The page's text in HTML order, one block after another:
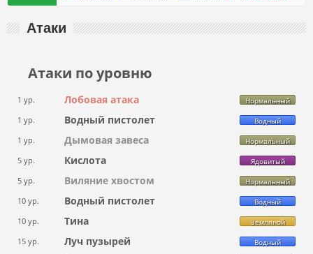
Атаки
Атаки по уровню
1 ур. Лобовая атака Нормальный
1 ур. Водный пистолет Водный
1 ур. Дымовая завеса Нормальный
5 ур. Кислота Ядовитый
5 ур. Виляние хвостом Нормальный
10 ур. Водный пистолет Водный
10 ур. Тина Земляной
15 ур. Луч пузырей Водный